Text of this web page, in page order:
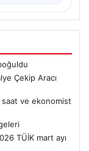
Çekip Aracı
saat ve ekonomist
TÜİK mart ayı